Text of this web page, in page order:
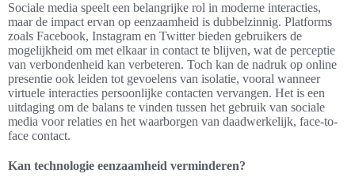
Sociale media speelt een belangrijke rol in moderne interacties,
maar de impact ervan op eenzaamheid is dubbelzinnig. Platforms
zoals Facebook, Instagram en Twitter bieden gebruikers de
mogelijkheid om met elkaar in contact te blijven, wat de perceptie
van verbondenheid kan verbeteren. Toch kan de nadruk op online
presentie ook leiden tot gevoelens van isolatie, vooral wanneer
virtuele interacties persoonlijke contacten vervangen. Het is een
uitdaging om de balans te vinden tussen het gebruik van sociale
media voor relaties en het waarborgen van daadwerkelijk, face-to-
face contact.
Kan technologie eenzaamheid verminderen?